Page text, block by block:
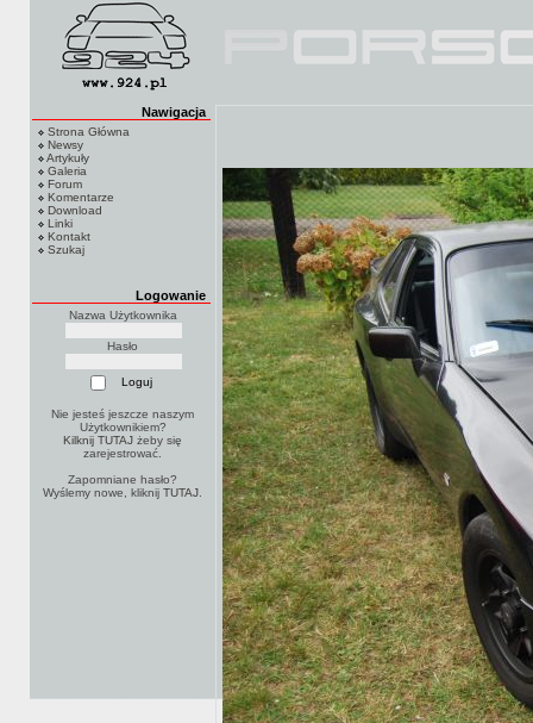
Nawigacja
Strona Główna
Newsy
Artykuły
Galeria
Forum
Komentarze
Download
Linki
Kontakt
Szukaj
Logowanie
Nazwa Użytkownika
Hasło
Nie jesteś jeszcze naszym
Użytkownikiem?
Kilknij TUTAJ żeby się
zarejestrować.
Zapomniane hasło?
Wyślemy nowe, kliknijTUTAJ